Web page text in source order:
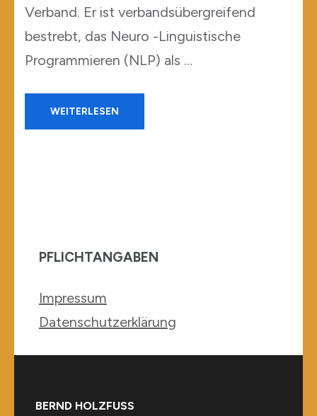
Verband. Er ist verbandsübergreifend
bestrebt, das Neuro -Linguistische
Programmieren (NLP) als …
WEITERLESEN
PFLICHTANGABEN
Impressum
Datenschutzerklärung
BERND HOLZFUSS